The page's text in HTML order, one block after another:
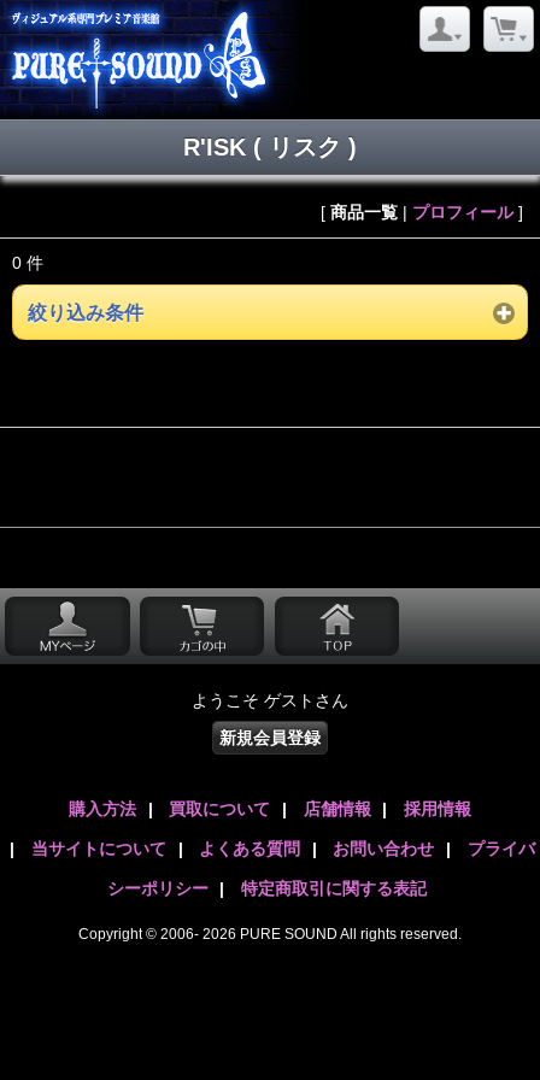
R'ISK ( リスク )
[ 商品一覧 | プロフィール]
0 件
絞り込み条件
ようこそ ゲストさん
新規会員登録
購入方法 | 買取について | 店舗情報 | 採用情報
| 当サイトについて | よくある質問 | お問い合わせ | プライバ
シーポリシー | 特定商取引に関する表記
Copyright © 2006- 2026 PURE SOUND All rights reserved.